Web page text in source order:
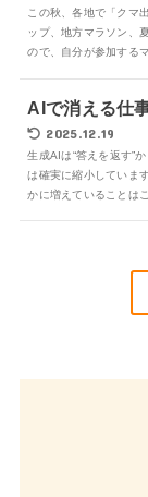
この秋、各地で「クマ
ップ、地方マラソン、
ので、自分が参加する
AIで消える仕
2025.12.19
生成AIは“答えを返す”
は確実に縮小していま
かに増えていることは